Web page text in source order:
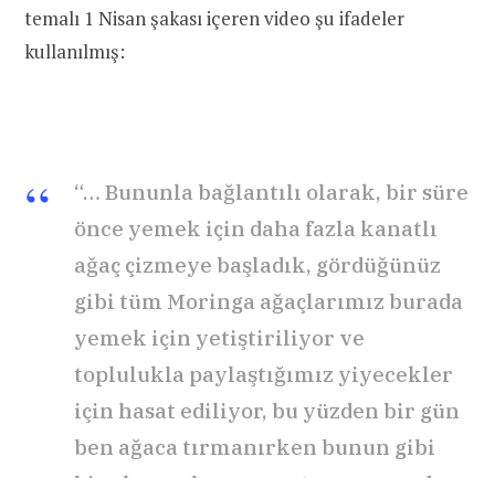
temalı 1 Nisan şakası içeren video şu ifadeler
kullanılmış:
“… Bununla bağlantılı olarak, bir süre
önce yemek için daha fazla kanatlı
ağaç çizmeye başladık, gördüğünüz
gibi tüm Moringa ağaçlarımız burada
yemek için yetiştiriliyor ve
toplulukla paylaştığımız yiyecekler
için hasat ediliyor, bu yüzden bir gün
ben ağaca tırmanırken bunun gibi